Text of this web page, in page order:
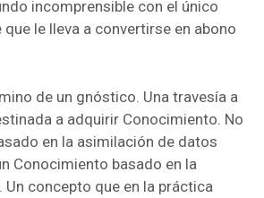
incomprensible con el único
le lleva a convertirse en abono
de un gnóstico. Una travesía a
a adquirir Conocimiento. No
en la asimilación de datos
Conocimiento basado en la
Un concepto que en la práctica